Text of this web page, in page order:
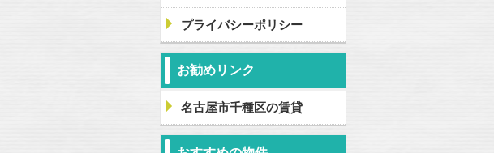
プライバシーポリシー
お勧めリンク
名古屋市千種区の賃貸